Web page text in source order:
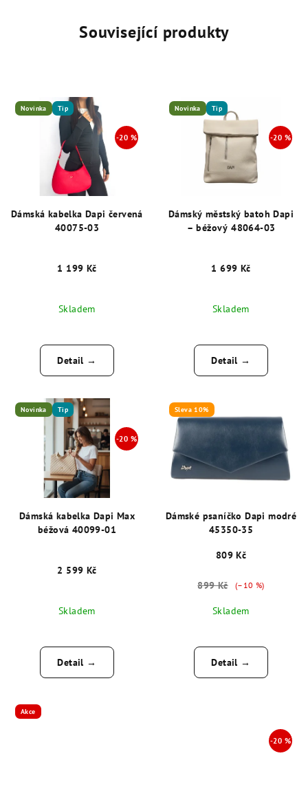
Související produkty
Novinka Tip
Dámská kabelka Dapi červená
40075-03
1 199 Kč
Skladem
Detail →
Novinka Tip
Dámský městský batoh Dapi
– béžový 48064-03
1 699 Kč
Skladem
Detail →
Novinka Tip
Dámská kabelka Dapi Max
béžová 40099-01
2 599 Kč
Skladem
Detail →
Sleva 10%
Dámské psaníčko Dapi modré
45350-35
809 Kč
899 Kč (–10 %)
Skladem
Detail →
Akce